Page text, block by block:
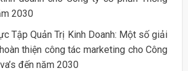
2030
Tập Quản Trị Kinh Doanh: Một số giải
thiện công tác marketing cho Công
đến năm 2030